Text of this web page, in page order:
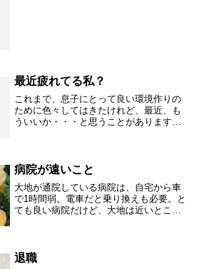
最近疲れてる私？
これまで、息子にとって良い環境作りの
ために色々してはきたけれど、最近、も
ういいか・・・と思うことがあります。
の息子を気にしつつ。私は...
病院が遠いこと
大地が通院している病院は、自宅から車
で1時間弱。電車だと乗り換えも必要。と
ても良い病院だけど、大地は近いところ
位で色々と試してもらい...
退職